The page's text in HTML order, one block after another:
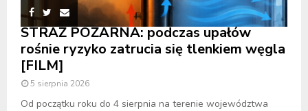
STRAŻ POŻARNA: podczas upałów
rośnie ryzyko zatrucia się tlenkiem węgla
[FILM]
5 sierpnia 2026
Od początku roku do 4 sierpnia na terenie województwa